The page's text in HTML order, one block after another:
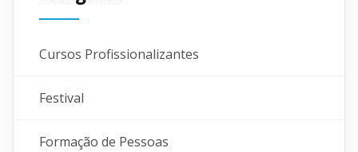
Cursos Profissionalizantes
Festival
Formação de Pessoas